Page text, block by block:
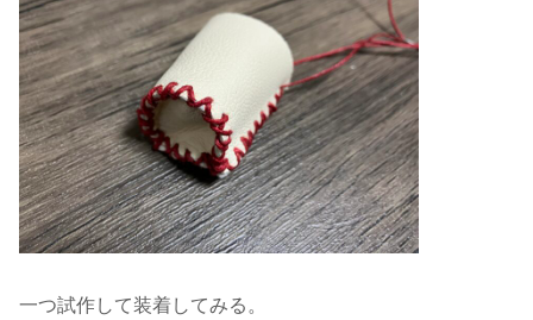
一つ試作して装着してみる。